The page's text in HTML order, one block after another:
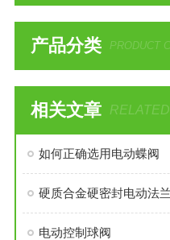
产品分类 PRODUCT
相关文章
如何正确选用电动蝶阀
硬质合金硬密封电动法
电动控制球阀